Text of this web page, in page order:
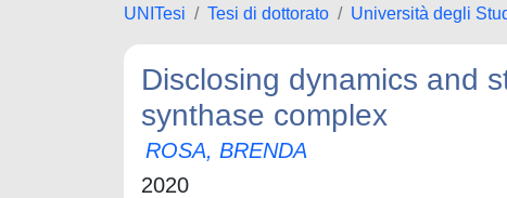
UNITesi Tesi di dottorato Università degli
Disclosing dynamics and
synthase complex
ROSA, BRENDA
2020